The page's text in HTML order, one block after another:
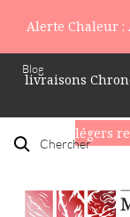
Alerte Chaleur
livraisons
légers
Blog
Chercher